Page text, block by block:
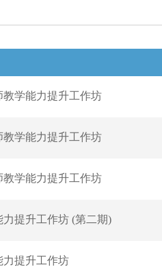
教学能力提升工作坊
教学能力提升工作坊
教学能力提升工作坊
提升工作坊 (第二期)
力提升工作坊